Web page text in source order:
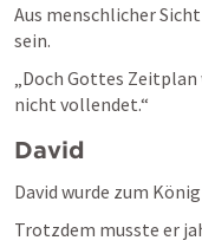
Aus menschlicher
sein.
„Doch Gottes
nicht vollendet.“
David
David wurde zum
Trotzdem musste er